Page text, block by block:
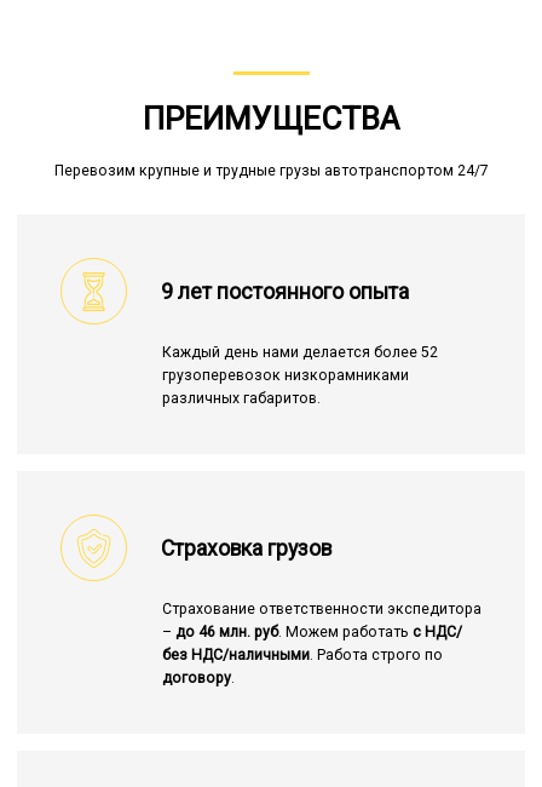
ПРЕИМУЩЕСТВА
Перевозим крупные и трудные грузы автотранспортом 24/7
9 лет постоянного опыта
Каждый день нами делается более 52
грузоперевозок низкорамниками
различных габаритов.
Страховка грузов
Страхование ответственности экспедитора
– до 46 млн. руб. Можем работать с НДС/
без НДС/наличными. Работа строго по
договору.